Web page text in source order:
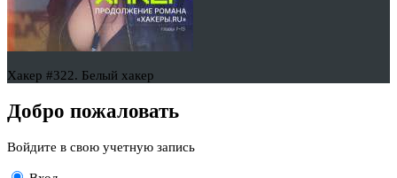
Хакер #322. Белый хакер
Добро пожаловать
Войдите в свою учетную запись